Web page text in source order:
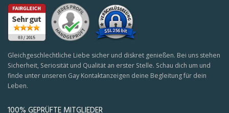
Gleichgeschlechtliche Liebe sicher und diskret genießen. Bei uns stehen
Sicherheit, Seriosität und Qualität an erster Stelle. Schau dich um und
finde unter unseren Gay Kontaktanzeigen deine Begleitung für dein
Leben.